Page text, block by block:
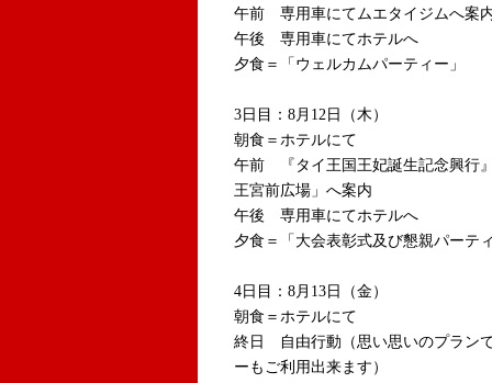
午前 専用車にてムエタイジムへ案
午後 専用車にてホテルへ
夕食＝「ウェルカムパーティー」
3日目：8月12日（木）
朝食＝ホテルにて
午前 『タイ王国王妃誕生記念興行
王宮前広場」へ案内
午後 専用車にてホテルへ
夕食＝「大会表彰式及び懇親パーテ
4日目：8月13日（金）
朝食＝ホテルにて
終日 自由行動（思い思いのプラン
ーもご利用出来ます）